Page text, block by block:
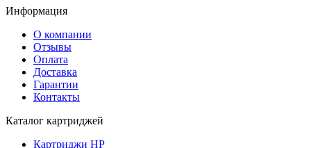
Информация
О компании
Отзывы
Оплата
Доставка
Гарантии
Контакты
Каталог картриджей
Картриджи HP